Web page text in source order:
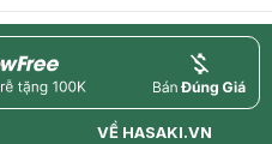
price
VỀ HASAKI.VN